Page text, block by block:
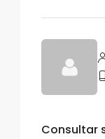
Consultar